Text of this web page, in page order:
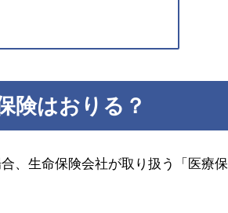
険はおりる？
、生命保険会社が取り扱う「医療保